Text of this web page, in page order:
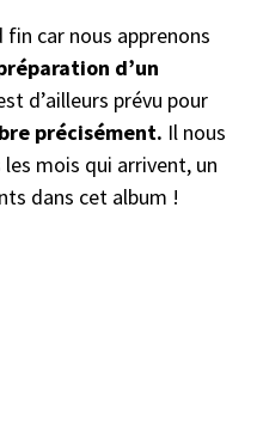
fin car nous apprenons
d’un
d’ailleurs prévu pour
précisément. Il nous
mois qui arrivent, un
dans cet album !